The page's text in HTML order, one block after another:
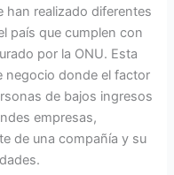
han realizado diferentes
país que cumplen con
por la ONU. Esta
negocio donde el factor
de bajos ingresos
empresas,
de una compañía y su